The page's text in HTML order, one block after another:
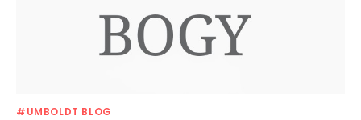
#UMBOLDT BLOG